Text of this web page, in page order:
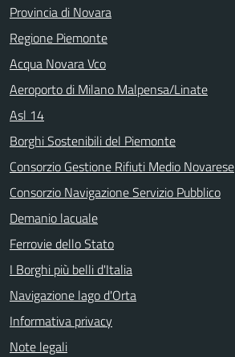
Provincia di Novara
Regione Piemonte
Acqua Novara Vco
Aeroporto di Milano Malpensa/Linate
Asl 14
Borghi Sostenibili del Piemonte
Consorzio Gestione Rifiuti Medio Novarese
Consorzio Navigazione Servizio Pubblico
Demanio lacuale
Ferrovie dello Stato
I Borghi più belli d'Italia
Navigazione lago d'Orta
Informativa privacy
Note legali